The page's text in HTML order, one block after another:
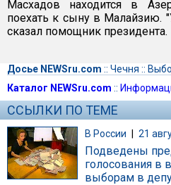
Масхадов находится в
поехать к сыну в Малайзию.
сказал помощник президента.
Досье NEWSru.com :: Чечня ::
Каталог NEWSru.com ::
ССЫЛКИ ПО ТЕМЕ
В России | 21
Подведены
голосования в
выборам в